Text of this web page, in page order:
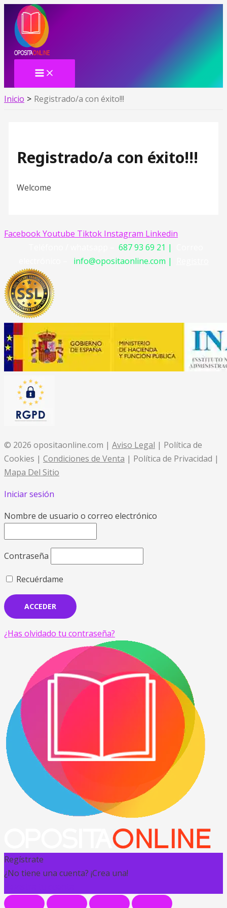
Ir
contenido
MAIN
MENU
Inicio Registrado/a con éxito!!!
Registrado/a con éxito!!!
Welcome
FacebookYoutube Tiktok Instagram Linkedin
687 93 69 21 |
info@opositaonline.com |
© 2026 opositaonline.com | Aviso Legal | Política de
Cookies | Condiciones de Venta | Política de Privacidad |
Mapa Del Sitio
Iniciar sesión
Nombre de usuario o correo electrónico
Contraseña
Recuérdame
¿Has olvidado tu contraseña?
Regístrate
¿No tiene una cuenta? ¡Crea una!